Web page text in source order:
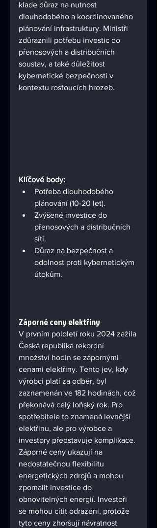
klade důraz na nutnost
dlouhodobého a koordinovaného
plánování infrastruktury. Ministři
zdůraznili potřebu investic do
přenosových a distribučních
soustav, a také důležitost
kybernetické bezpečnosti v
kontextu rostoucích hrozeb.
Klíčové body:
Potřeba dlouhodobého
plánování (10-20 let).
Zvýšené investice do
přenosových a distribučních
sítí.
Důraz na bezpečnost a
odolnost proti kybernetickým
útokům.
Záporné ceny elektřiny
V prvním pololetí roku 2024 zažila
Česká republika rekordní
množství hodin se zápornými
cenami elektřiny. Tento jev, kdy
výrobci platí za odběr, byl
zaznamenán ve 182 hodinách, což
překonává celý loňský rok. Pro
spotřebitele to znamená levnější
elektřinu, ale pro výrobce a
investory představuje komplikace.
Záporné ceny ukazují na
nedostatečnou flexibilitu
energetických zdrojů a mohou
zpomalit investice do
obnovitelných energií. Investoři
se mohou cítit odrazeni, protože
tyto ceny zhoršují návratnost